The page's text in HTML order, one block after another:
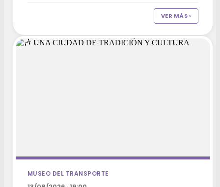
VER MÁS ›
MUSEO DEL TRANSPORTE